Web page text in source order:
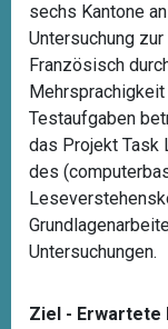
sechs Kantone
Untersuchung
Französisch
Testaufgaben
das Projekt Task
des
Untersuchungen.
Ziel - Erwartete